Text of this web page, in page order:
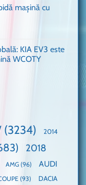
mașină cu
KIA EV3 este
WCOTY
(3234) 2014
2018
AMG (96)
AUDI
(93)
DACIA